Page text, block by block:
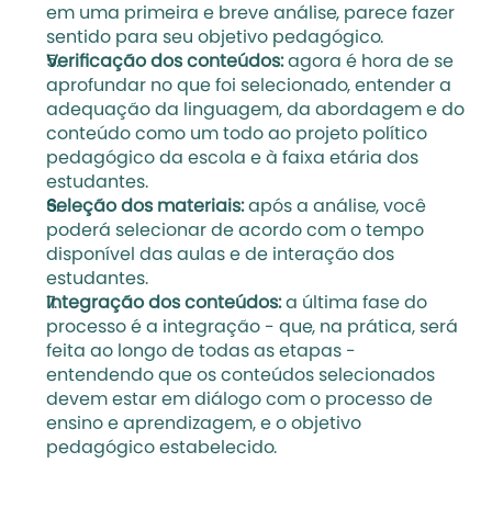
em uma primeira e breve análise, parece fazer
sentido para seu objetivo pedagógico.
Verificação dos conteúdos: agora é hora de se
aprofundar no que foi selecionado, entender a
adequação da linguagem, da abordagem e do
conteúdo como um todo ao projeto político
pedagógico da escola e à faixa etária dos
estudantes.
Seleção dos materiais: após a análise, você
poderá selecionar de acordo com o tempo
disponível das aulas e de interação dos
estudantes.
Integração dos conteúdos: a última fase do
processo é a integração - que, na prática, será
feita ao longo de todas as etapas -
entendendo que os conteúdos selecionados
devem estar em diálogo com o processo de
ensino e aprendizagem, e o objetivo
pedagógico estabelecido.